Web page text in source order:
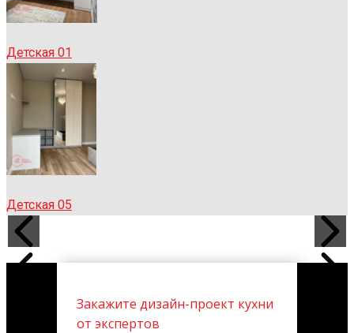
Детская 01
Детская 05
Закажите дизайн-проект кухни
от экспертов